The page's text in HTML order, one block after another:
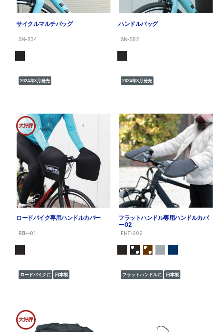
サイクルマルチバッグ
SN-834
2024年3月発売
ハンドルバッグ
SN-582
2024年3月発売
大好評
ロードバイク専用ハンドルカバー
RBH-01
ロードバイクに 日本製
フラットハンドル専用ハンドルカバ
ー02
FHT-002
フラットハンドルに 日本製
大好評